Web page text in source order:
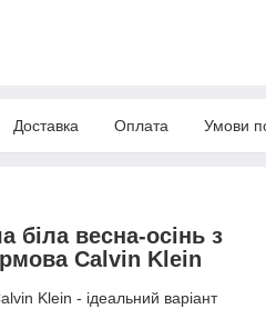
Доставка Оплата Умови
біла весна-осінь з
Calvin Klein
Klein - ідеальний варіант